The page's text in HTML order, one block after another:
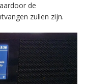
de
zullen zijn.